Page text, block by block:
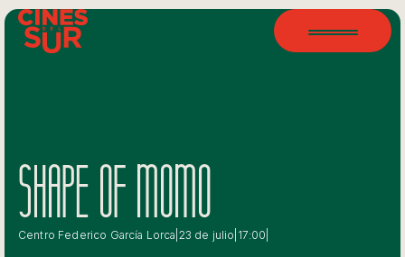
SHAPE OF MOMO
Centro Federico García Lorca 23 de julio 17:00